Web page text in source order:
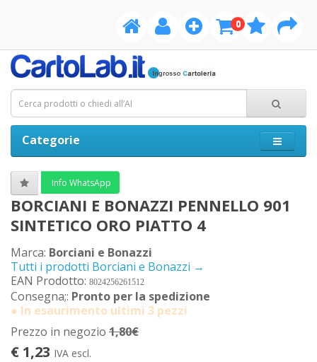
0
Categorie
Info WhatsApp
BORCIANI E BONAZZI PENNELLO 901
SINTETICO ORO PIATTO 4
Marca: Borciani e Bonazzi
Tutti i prodotti Borciani e Bonazzi →
EAN Prodotto: 8024256261512
Consegna;: Pronto per la spedizione
● In esaurimento ultimi 3 pezzi
Prezzo in negozio 1,80€
€ 1,23 IVA escl.